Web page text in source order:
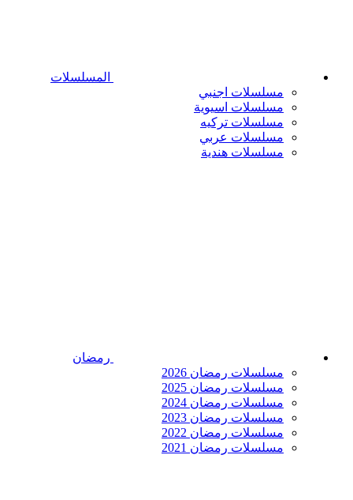
المسلسلات
مسلسلات اجنبي
مسلسلات اسيوية
مسلسلات تركيه
مسلسلات عربي
مسلسلات هندية
رمضان
مسلسلات رمضان 2026
مسلسلات رمضان 2025
مسلسلات رمضان 2024
مسلسلات رمضان 2023
مسلسلات رمضان 2022
مسلسلات رمضان 2021